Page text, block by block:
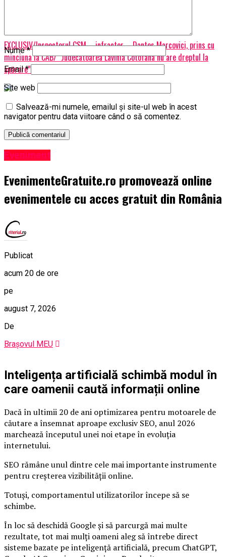
EXCLUSIV/Inspectorul CSM – infractor – Dantes Marcovici, prins cu
minciuna la CAB/ “Judecatoarea Lavinia Cotofana nu are dreptul la
apărare”/AVIZ ADINA FLOREA
Nume*
Email*
Site web
Salvează-mi numele, emailul și site-ul web în acest
navigator pentru data viitoare când o să comentez.
Eveniment
EvenimenteGratuite.ro promovează online
evenimentele cu acces gratuit din România
Publicat
acum 20 de ore
pe
august 7, 2026
De
Brașovul MEU
Inteligența artificială schimbă modul în
care oamenii caută informații online
Dacă în ultimii 20 de ani optimizarea pentru motoarele de
căutare a însemnat aproape exclusiv SEO, anul 2026
marchează începutul unei noi etape în evoluția
internetului.
SEO rămâne unul dintre cele mai importante instrumente
pentru creșterea vizibilității online.
Totuși, comportamentul utilizatorilor începe să se
schimbe.
În loc să deschidă Google și să parcurgă mai multe
rezultate, tot mai mulți oameni aleg să întrebe direct
sisteme bazate pe inteligență artificială, precum ChatGPT,